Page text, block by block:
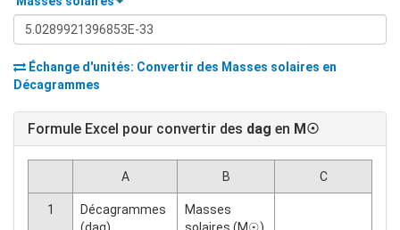
Échange d'unités: Convertir des Masses solaires en
Décagrammes
Formule Excel pour convertir des dag en M☉
A B C
1
Décagrammes
Masses